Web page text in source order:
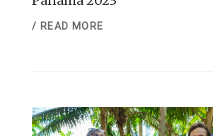
/ READ MORE